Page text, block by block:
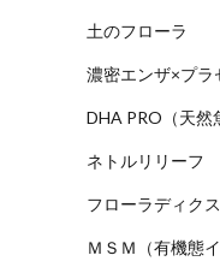
土のフローラ
濃密エンザ×プラ
DHA PRO（天然
ネトルリリーフ
フローラディクス
ＭＳＭ（有機態イ